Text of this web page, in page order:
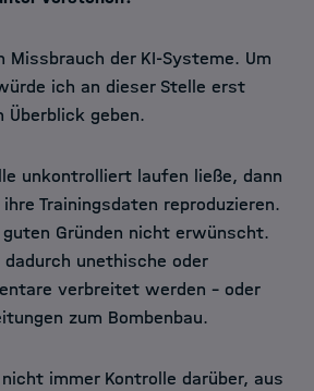
Missbrauch der KI-Systeme. Um
ich an dieser Stelle erst
Überblick geben.
unkontrolliert laufen ließe, dann
Trainingsdaten reproduzieren.
Gründen nicht erwünscht.
unethische oder
verbreitet werden - oder
zum Bombenbau.
immer Kontrolle darüber, aus